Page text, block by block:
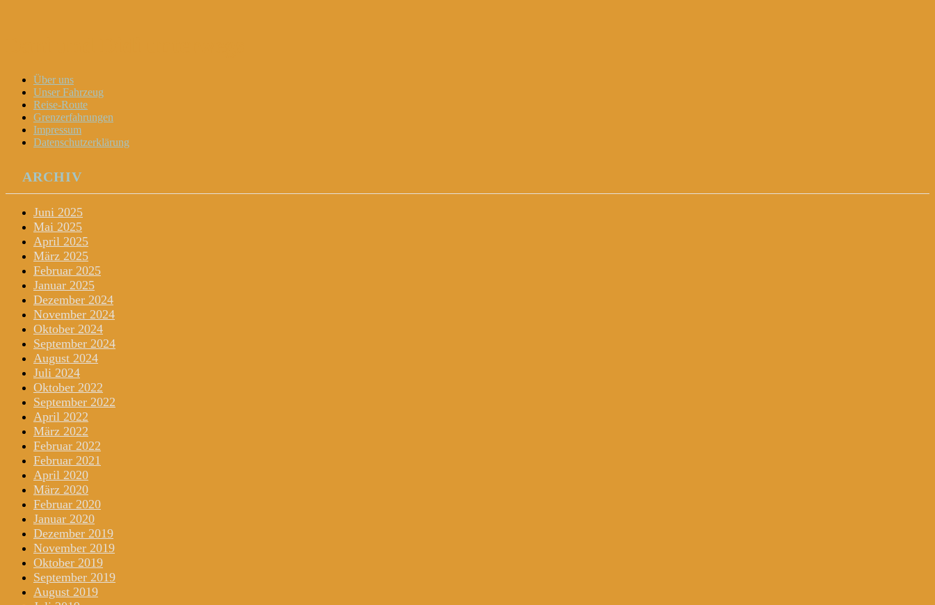
Menu
Widgets
Search
Skip
content
Über uns
Unser Fahrzeug
Reise-Route
Grenzerfahrungen
Impressum
Datenschutzerklärung
ARCHIV
Juni 2025
Mai 2025
April 2025
März 2025
Februar 2025
Januar 2025
Dezember 2024
November 2024
Oktober 2024
September 2024
August 2024
Juli 2024
Oktober 2022
September 2022
April 2022
März 2022
Februar 2022
Februar 2021
April 2020
März 2020
Februar 2020
Januar 2020
Dezember 2019
November 2019
Oktober 2019
September 2019
August 2019